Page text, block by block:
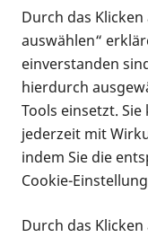
Vorlesen
Informationen
30.08.2025, 13:45
Treffen der
Liebe Mitglieder
Durch das
auswählen“
einverstanden
hierdurch
Tools einsetzt.
jederzeit mit
indem Sie die
Cookie-
Durch das